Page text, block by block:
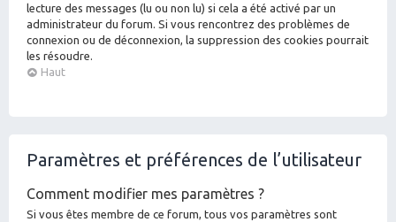
lecture des messages (lu ou non lu) si cela a été activé par un
administrateur du forum. Si vous rencontrez des problèmes de
connexion ou de déconnexion, la suppression des cookies pourrait
les résoudre.
Haut
Paramètres et préférences de l’utilisateur
Comment modifier mes paramètres ?
Si vous êtes membre de ce forum, tous vos paramètres sont